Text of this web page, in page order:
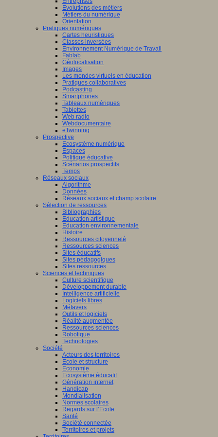
Evolutions des métiers
Métiers du numérique
Orientation
Pratiques numériques
Cartes heuristiques
Classes inversées
Environnement Numérique de Travail
Fablab
Géolocalisation
Images
Les mondes virtuels en éducation
Pratiques collaboratives
Podcasting
Smartphones
Tableaux numériques
Tablettes
Web radio
Webdocumentaire
eTwinning
Prospective
Ecosystème numérique
Espaces
Politique éducative
Scénarios prospectifs
Temps
Réseaux sociaux
Algorithme
Données
Réseaux sociaux et champ scolaire
Sélection de ressources
Bibliographies
Education artistique
Education environnementale
Histoire
Ressources citoyenneté
Ressources sciences
Sites éducatifs
Sites pédagogiques
Sites ressources
Sciences et techniques
Culture scientifique
Développement durable
Intelligence artificielle
Logiciels libres
Métavers
Outils et logiciels
Réalité augmentée
Ressources sciences
Robotique
Technologies
Société
Acteurs des territoires
Ecole et structure
Economie
Ecosystème éducatif
Génération internet
Handicap
Mondialisation
Normes scolaires
Regards sur l’Ecole
Santé
Société connectée
Territoires et projets